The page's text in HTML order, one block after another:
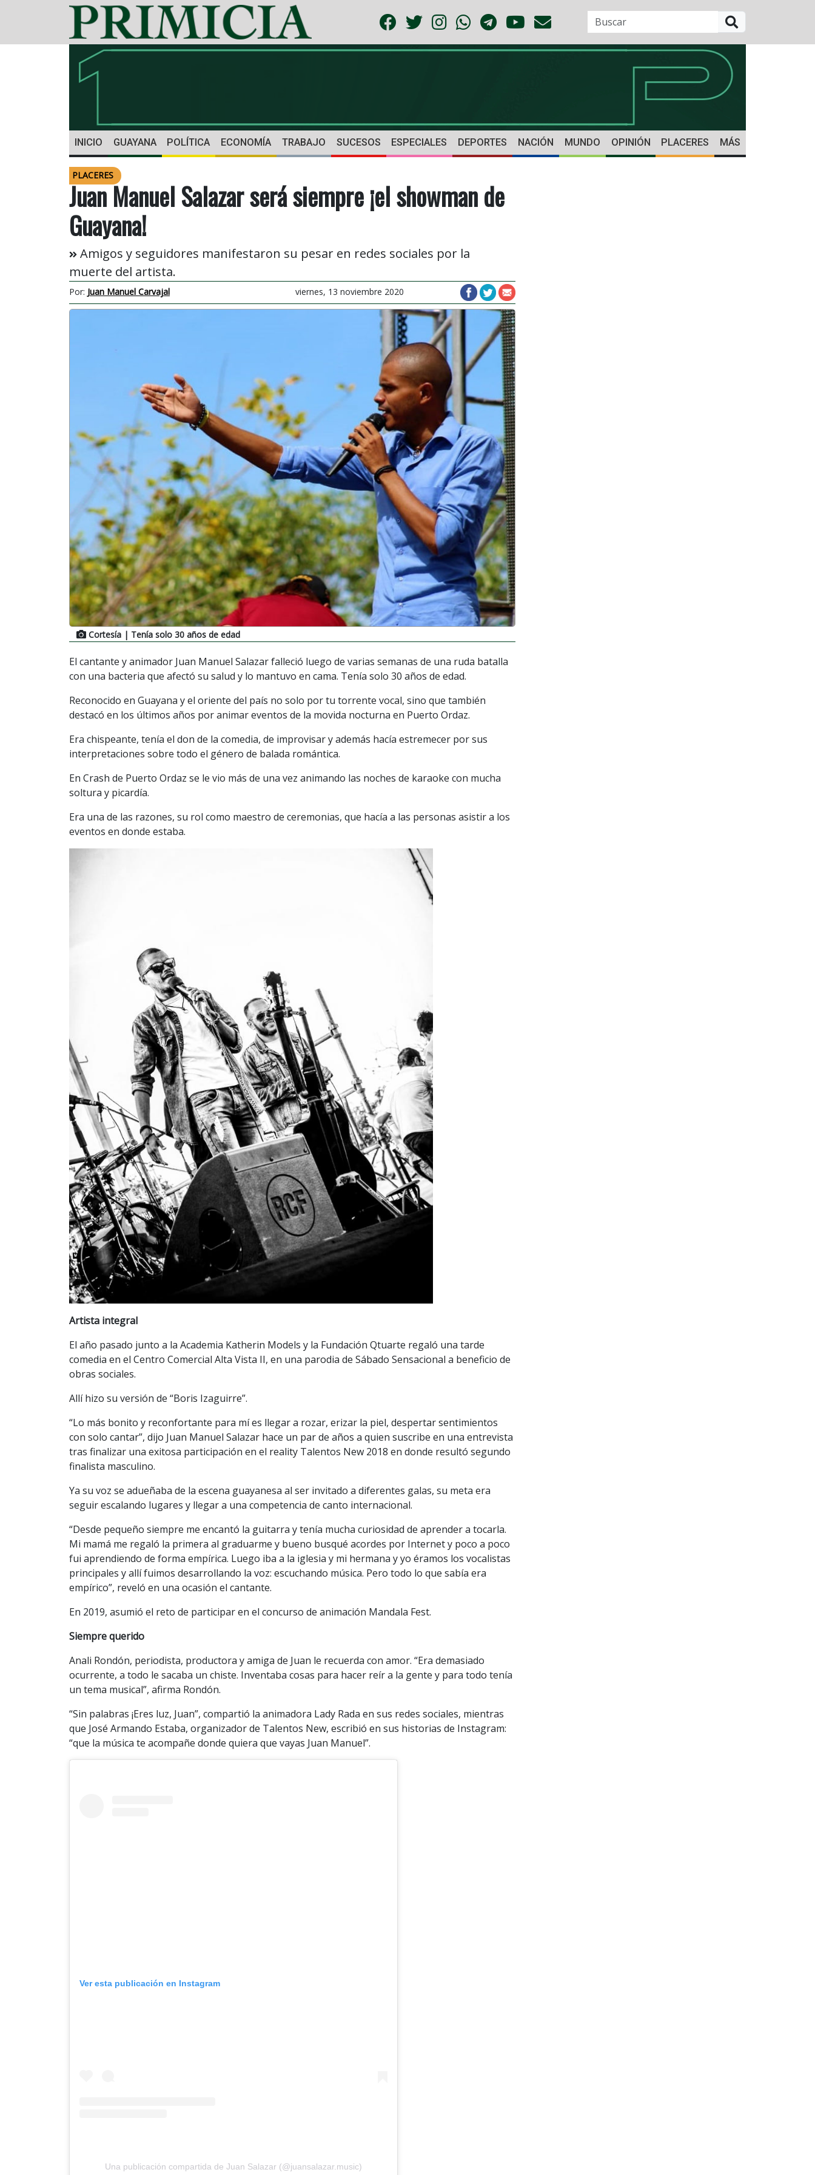
INICIO GUAYANA POLÍTICA ECONOMÍA TRABAJO SUCESOS ESPECIALES DEPORTES NACIÓN MUNDO OPINIÓN PLACERES MÁS
PLACERES
Juan Manuel Salazar será siempre ¡el showman de
Guayana!
Amigos y seguidores manifestaron su pesar en redes sociales por la
muerte del artista.
Por: Juan Manuel Carvajal viernes, 13 noviembre 2020
Cortesía | Tenía solo 30 años de edad
El cantante y animador Juan Manuel Salazar falleció luego de varias semanas de una ruda batalla
con una bacteria que afectó su salud y lo mantuvo en cama. Tenía solo 30 años de edad.
Reconocido en Guayana y el oriente del país no solo por tu torrente vocal, sino que también
destacó en los últimos años por animar eventos de la movida nocturna en Puerto Ordaz.
Era chispeante, tenía el don de la comedia, de improvisar y además hacía estremecer por sus
interpretaciones sobre todo el género de balada romántica.
En Crash de Puerto Ordaz se le vio más de una vez animando las noches de karaoke con mucha
soltura y picardía.
Era una de las razones, su rol como maestro de ceremonias, que hacía a las personas asistir a los
eventos en donde estaba.
Artista integral
El año pasado junto a la Academia Katherin Models y la Fundación Qtuarte regaló una tarde
comedia en el Centro Comercial Alta Vista II, en una parodia de Sábado Sensacional a beneficio de
obras sociales.
Allí hizo su versión de “Boris Izaguirre”.
“Lo más bonito y reconfortante para mí es llegar a rozar, erizar la piel, despertar sentimientos
con solo cantar”, dijo Juan Manuel Salazar hace un par de años a quien suscribe en una entrevista
tras finalizar una exitosa participación en el reality Talentos New 2018 en donde resultó segundo
finalista masculino.
Ya su voz se adueñaba de la escena guayanesa al ser invitado a diferentes galas, su meta era
seguir escalando lugares y llegar a una competencia de canto internacional.
“Desde pequeño siempre me encantó la guitarra y tenía mucha curiosidad de aprender a tocarla.
Mi mamá me regaló la primera al graduarme y bueno busqué acordes por Internet y poco a poco
fui aprendiendo de forma empírica. Luego iba a la iglesia y mi hermana y yo éramos los vocalistas
principales y allí fuimos desarrollando la voz: escuchando música. Pero todo lo que sabía era
empírico”, reveló en una ocasión el cantante.
En 2019, asumió el reto de participar en el concurso de animación Mandala Fest.
Siempre querido
Anali Rondón, periodista, productora y amiga de Juan le recuerda con amor. “Era demasiado
ocurrente, a todo le sacaba un chiste. Inventaba cosas para hacer reír a la gente y para todo tenía
un tema musical”, afirma Rondón.
“Sin palabras ¡Eres luz, Juan”, compartió la animadora Lady Rada en sus redes sociales, mientras
que José Armando Estaba, organizador de Talentos New, escribió en sus historias de Instagram:
“que la música te acompañe donde quiera que vayas Juan Manuel”.
Ver esta publicación en Instagram
Una publicación compartida de Juan Salazar (@juansalazar.music)